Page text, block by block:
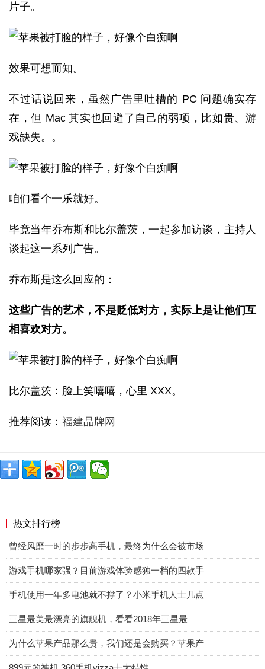
片子。
效果可想而知。
不过话说回来，虽然广告里吐槽的 PC 问题确实存
在，但 Mac 其实也回避了自己的弱项，比如贵、游
戏缺失。。
咱们看个一乐就好。
毕竟当年乔布斯和比尔盖茨，一起参加访谈，主持人
谈起这一系列广告。
乔布斯是这么回应的：
这些广告的艺术，不是贬低对方，实际上是让他们互
相喜欢对方。
比尔盖茨：脸上笑嘻嘻，心里 XXX。
推荐阅读： 福建品牌网
热文排行榜
曾经风靡一时的步步高手机，最终为什么会被市场
游戏手机哪家强？目前游戏体验感独一档的四款手
手机使用一年多电池就不撑了？小米手机人士几点
三星最美最漂亮的旗舰机，看看2018年三星最
为什么苹果产品那么贵，我们还是会购买？苹果产